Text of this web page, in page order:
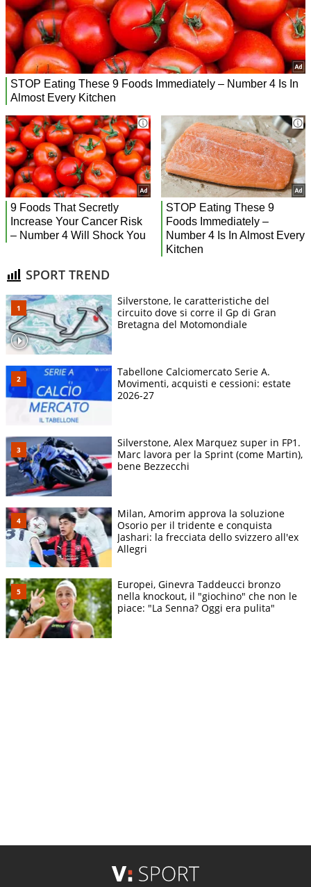
SPORT TREND
Silverstone, le caratteristiche del
circuito dove si corre il Gp di Gran
Bretagna del Motomondiale
Tabellone Calciomercato Serie A.
Movimenti, acquisti e cessioni: estate
2026-27
Silverstone, Alex Marquez super in FP1.
Marc lavora per la Sprint (come Martin),
bene Bezzecchi
Milan, Amorim approva la soluzione
Osorio per il tridente e conquista
Jashari: la frecciata dello svizzero all'ex
Allegri
Europei, Ginevra Taddeucci bronzo
nella knockout, il "giochino" che non le
piace: "La Senna? Oggi era pulita"